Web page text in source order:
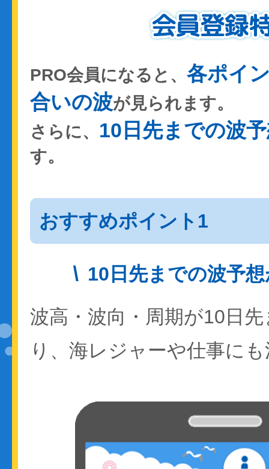
PRO会員になると、 各ポイ
合いの波が見られます。
さらに、 10日先までの波
す。
おすすめポイント1
10日先までの波予
波高・波向・周期が10日
り、海レジャーや仕事に